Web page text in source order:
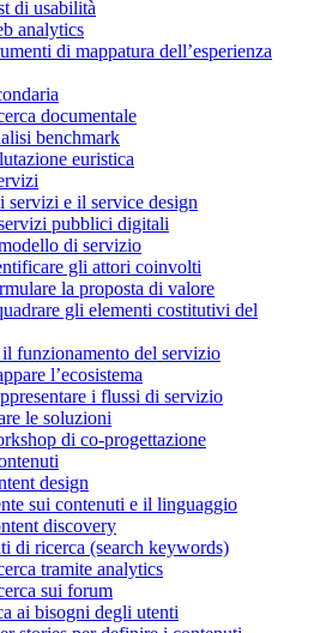
di usabilità
analytics
di mappatura dell’esperienza
documentale
benchmark
euristica
servizi e il service design
pubblici digitali
di servizio
gli attori coinvolti
la proposta di valore
gli elementi costitutivi del
funzionamento del servizio
l’ecosistema
i flussi di servizio
le soluzioni
di co-progettazione
design
sui contenuti e il linguaggio
discovery
di ricerca (search keywords)
tramite analytics
sui forum
ai bisogni degli utenti